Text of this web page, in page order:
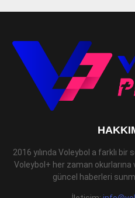
2016 yılında Voleybol a farklı
Voleybol+ her zaman
güncel haberleri